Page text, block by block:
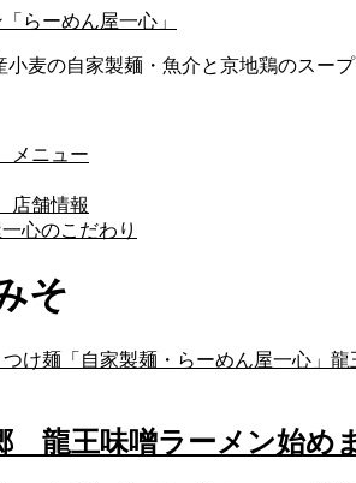
小麦の自家製麺・魚介と京地鶏のスープ
メニュー
店舗情報
心のこだわり
そ
龍王味噌ラーメン始め